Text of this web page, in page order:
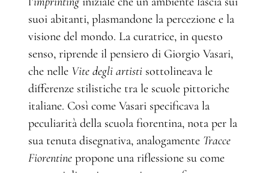
suoi abitanti, plasmandone la percezione e la
visione del mondo. La curatrice, in questo
senso, riprende il pensiero di Giorgio Vasari,
che nelle Vite degli artisti sottolineava le
differenze stilistiche tra le scuole pittoriche
italiane. Così come Vasari specificava la
peculiarità della scuola fiorentina, nota per la
sua tenuta disegnativa, analogamente Tracce
Fiorentine propone una riflessione su come